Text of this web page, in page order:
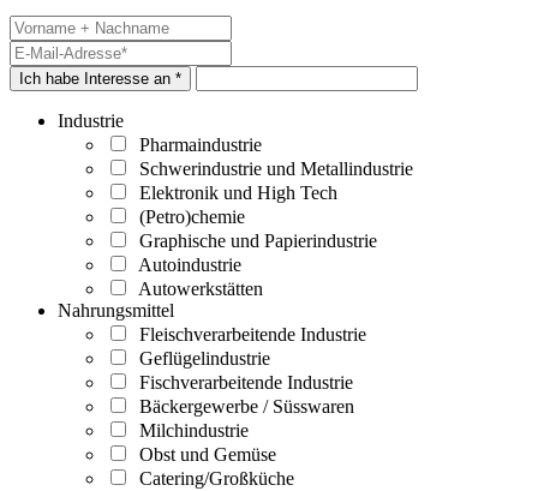
Ich habe Interesse an *
Industrie
Pharmaindustrie
Schwerindustrie und Metallindustrie
Elektronik und High Tech
(Petro)chemie
Graphische und Papierindustrie
Autoindustrie
Autowerkstätten
Nahrungsmittel
Fleischverarbeitende Industrie
Geflügelindustrie
Fischverarbeitende Industrie
Bäckergewerbe / Süsswaren
Milchindustrie
Obst und Gemüse
Catering/Großküche